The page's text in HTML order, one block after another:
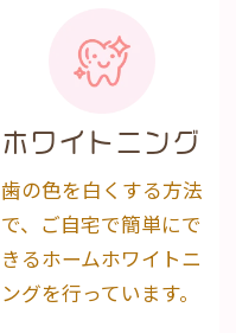
ホワイトニング
歯の色を白くする方法
で、ご自宅で簡単にで
きるホームホワイトニ
ングを行っています。